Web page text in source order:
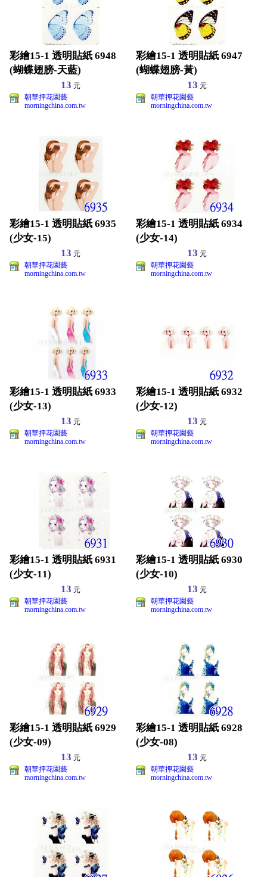
彩繪15-1 透明貼紙 6948
(蝴蝶翅膀-天藍)
13 元
朝華押花園藝
morningchina.com.tw
彩繪15-1 透明貼紙 6947
(蝴蝶翅膀-黃)
13 元
朝華押花園藝
morningchina.com.tw
彩繪15-1 透明貼紙 6935
(少女-15)
13 元
朝華押花園藝
morningchina.com.tw
彩繪15-1 透明貼紙 6934
(少女-14)
13 元
朝華押花園藝
morningchina.com.tw
彩繪15-1 透明貼紙 6933
(少女-13)
13 元
朝華押花園藝
morningchina.com.tw
彩繪15-1 透明貼紙 6932
(少女-12)
13 元
朝華押花園藝
morningchina.com.tw
彩繪15-1 透明貼紙 6931
(少女-11)
13 元
朝華押花園藝
morningchina.com.tw
彩繪15-1 透明貼紙 6930
(少女-10)
13 元
朝華押花園藝
morningchina.com.tw
彩繪15-1 透明貼紙 6929
(少女-09)
13 元
朝華押花園藝
morningchina.com.tw
彩繪15-1 透明貼紙 6928
(少女-08)
13 元
朝華押花園藝
morningchina.com.tw